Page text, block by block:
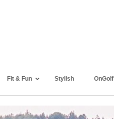
Fit & Fun Stylish OnGolf